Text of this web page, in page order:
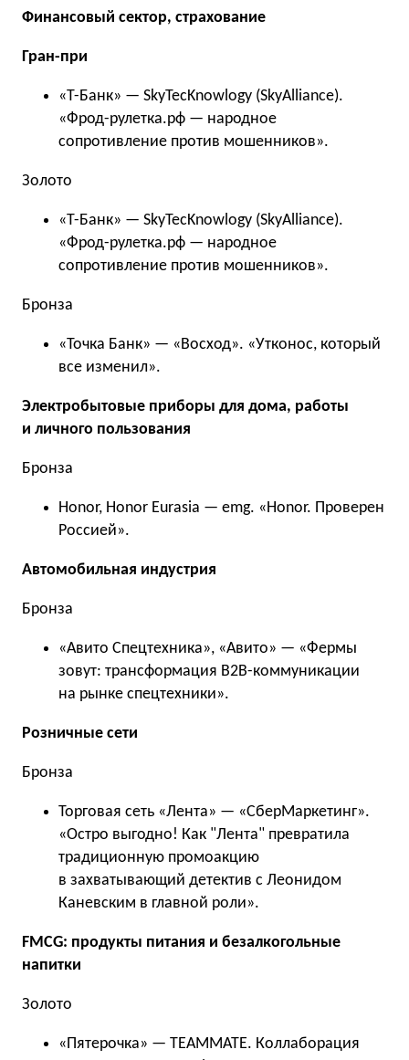
Финансовый сектор, страхование
Гран-при
«Т-Банк» — SkyTecKnowlogy (SkyAlliance).
«Фрод-рулетка.рф — народное
сопротивление против мошенников».
Золото
«Т-Банк» — SkyTecKnowlogy (SkyAlliance).
«Фрод-рулетка.рф — народное
сопротивление против мошенников».
Бронза
«Точка Банк» — «Восход». «Утконос, который
все изменил».
Электробытовые приборы для дома, работы
и личного пользования
Бронза
Honor, Honor Eurasia — emg. «Honor. Проверен
Россией».
Автомобильная индустрия
Бронза
«Авито Спецтехника», «Авито» — «Фермы
зовут: трансформация B2B-коммуникации
на рынке спецтехники».
Розничные сети
Бронза
Торговая сеть «Лента» — «СберМаркетинг».
«Остро выгодно! Как "Лента" превратила
традиционную промоакцию
в захватывающий детектив с Леонидом
Каневским в главной роли».
FMCG: продукты питания и безалкогольные
напитки
Золото
«Пятерочка» — TEAMMATE. Коллаборация